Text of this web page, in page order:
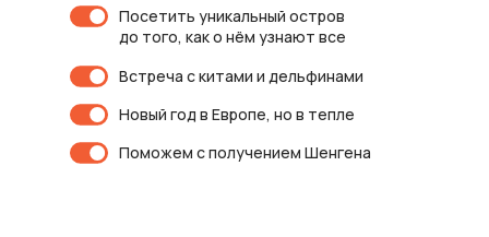
Встреча с китами и дельфинами
Новый год в Европе, но в тепле
Поможем с получением Шенгена
Посетить уникальный остров
до того, как о нём узнают все